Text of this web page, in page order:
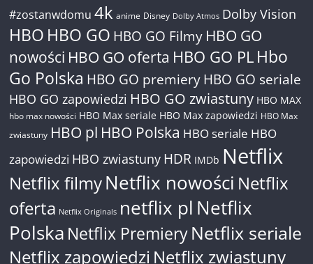
#zostanwdomu 4k anime Disney Dolby Atmos Dolby Vision
HBO HBO GO HBO GO Filmy HBO GO
nowości HBO GO oferta HBO GO PL Hbo
Go Polska HBO GO premiery HBO GO seriale
HBO GO zapowiedzi HBO GO zwiastuny HBO MAX
hbo max nowości HBO Max seriale HBO Max zapowiedzi HBO Max
zwiastuny HBO pl HBO Polska HBO seriale HBO
zapowiedzi HBO zwiastuny HDR IMDb Netflix
Netflix filmyNetflix nowości Netflix
oferta Netflix Originals netflix pl Netflix
Polska Netflix PremieryNetflix seriale
Netflix zapowiedzi Netflix zwiastuny